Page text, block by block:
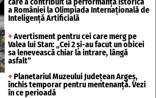
a României la Olimpiada Internațională de
Inteligență Artificială
+ Avertisment pentru cei care merg pe
Valea lui Stan: „Cei 2 și-au facut un obicei
sa lenevească chiar la intrare, lângă
asfalt”
+ Planetariul Muzeului Județean Argeș,
închis temporar pentru mentenanță. Vezi
în ce perioadă